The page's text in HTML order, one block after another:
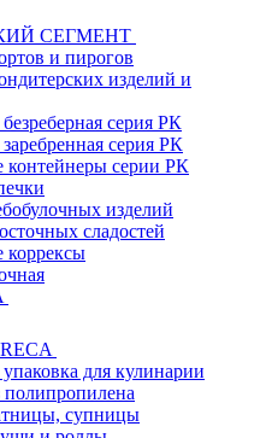
СЕГМЕНТ
и пирогов
изделий и
серия РК
серия РК
контейнеры серии РК
изделий
сладостей
коррексы
для кулинарии
супницы